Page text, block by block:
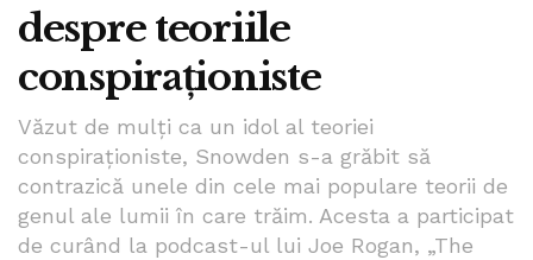
despre teoriile
conspiraționiste
Văzut de mulți ca un idol al teoriei
conspiraționiste, Snowden s-a grăbit să
contrazică unele din cele mai populare teorii de
genul ale lumii în care trăim. Acesta a participat
de curând la podcast-ul lui Joe Rogan, „The